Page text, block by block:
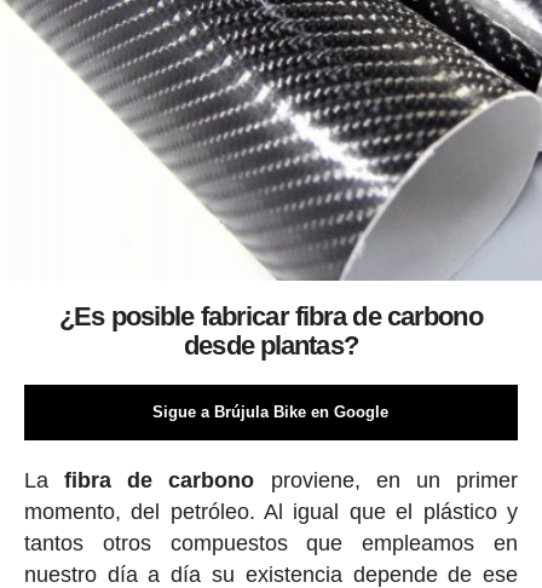
¿Es posible fabricar fibra de carbono
desde plantas?
Sigue a Brújula Bike en Google
La fibra de carbono proviene, en un primer
momento, del petróleo. Al igual que el plástico y
tantos otros compuestos que empleamos en
nuestro día a día su existencia depende de ese